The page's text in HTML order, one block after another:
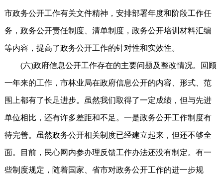
市政务公开工作有关文件精神，安排部署年度和阶段工作任
务，政务公开责任制度、清单制度，政务公开培训材料汇编
等内容，提高了政务公开工作的针对性和实效性。
(六)政府信息公开工作存在的主要问题及整改情况。回顾
一年来的工作，市林业局在政府信息公开的内容、形式、范
围上都有了长足进步。虽然我们取得了一定成绩，但与先进
单位相比，还有许多差距和不足。一是政务公开工作制度有
待完善。虽然政务公开相关制度已经建立起来，但还不够全
面。目前，民心网内参办理反馈工作办法还没有制定。有一
些制度规定，随着国家、省市对政务公开工作的进一步规